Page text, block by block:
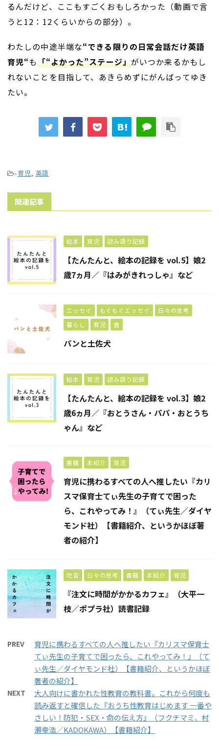
るんだけど、ここもすごくおもしろかった（動画で言
うと12：12くらいからの部分）。
わたしの中途半端な“できる限りの日常会話だけ英語
育児“も「“よかった”ステージ」がいつか来るかもし
れないことを目指して、あきらめずにがんばってゆき
たい。
-育児, 英語
関連記事
絵本 育児 読み語り記録
【たんたんと、絵本の記録を vol.5】娘2
歳7ヵ月／『はみがきれっしゃ』など
エッセイ もぐもぐエッセイ
日々の思考
暮らし
育児 食
パンと土佐犬
絵本 育児 読み語り記録
【たんたんと、絵本の記録を vol.3】娘2
歳6ヵ月／『おとうさん・パパ・おとうち
ゃん』など
書籍 本紹介 育児
育児に携わるすべての人へ推したい『カリ
スマ保育士てぃ先生の子育てで困った
ら、これやってみ！』（てぃ先生／ダイヤ
モンド社）【書籍紹介、というかほぼ著
者の紹介】
吃音 日々の思考 書籍 本紹介 育児
『注文に時間がかかるカフェ』（大平一
枝／ポプラ社）読書記録
PREV
育児に携わるすべての人へ推したい『カリスマ保育士
てぃ先生の子育てで困ったら、これやってみ！』（て
ぃ先生／ダイヤモンド社）【書籍紹介、というかほぼ
著者の紹介】
NEXT
大人向けに書かれた性教育の教科書。これから何度も
読み返すと確信した『おうち性教育はじめます 一番や
さしい！防犯・SEX・命の伝え方』（フクチマミ、村
瀬幸浩／KADOKAWA）【書籍紹介】